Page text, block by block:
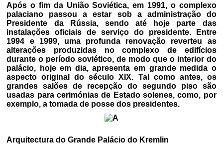
Após o fim da União Soviética, em 1991, o complexo
palaciano passou a estar sob a administração do
Presidente da Rússia, sendo até hoje parte das
instalações oficiais de serviço do presidente. Entre
1994 e 1999, uma profunda renovação reverteu as
alterações produzidas no complexo de edifícios
durante o período soviético, de modo que o interior do
palácio, hoje em dia, apresenta em grande medida o
aspecto original do século XIX. Tal como antes, os
grandes salões de recepção do segundo piso são
usadas para cerimónias de Estado solenes, como, por
exemplo, a tomada de posse dos presidentes.
Arquitectura do Grande Palácio do Kremlin